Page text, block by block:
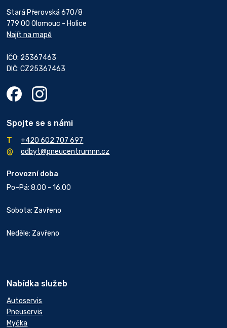
Stará Přerovská 670/8
779 00 Olomouc - Holice
Najít na mapě
IČO: 25367463
DIČ: CZ25367463
Spojte se s námi
+420 602 707 697
odbyt@pneucentrumnn.cz
Provozní doba
Po–Pá: 8.00 - 16.00
Sobota: Zavřeno
Neděle: Zavřeno
Nabídka služeb
Autoservis
Pneuservis
Myčka